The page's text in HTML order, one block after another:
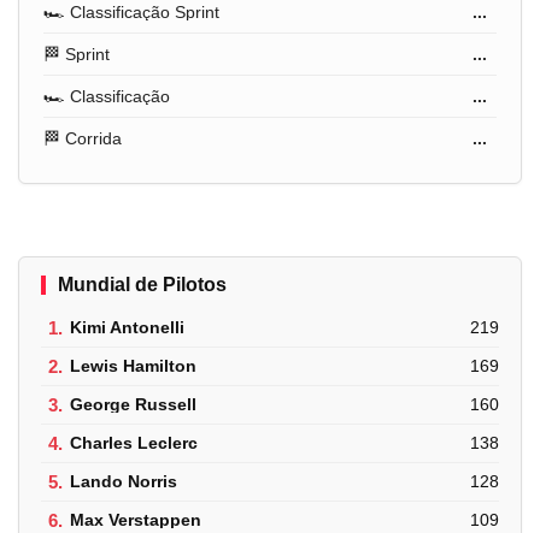
🏎️ Classificação Sprint ...
🏁 Sprint ...
🏎️ Classificação ...
🏁 Corrida ...
Mundial de Pilotos
1. Kimi Antonelli 219
2. Lewis Hamilton 169
3. George Russell 160
4. Charles Leclerc 138
5. Lando Norris 128
6. Max Verstappen 109